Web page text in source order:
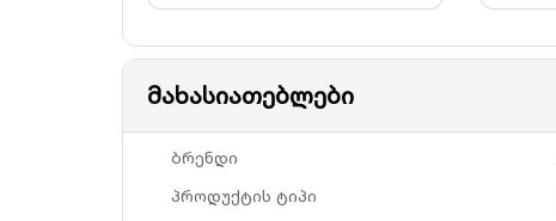
მახასიათებლები
ბრენდი
პროდუქტის ტიპი